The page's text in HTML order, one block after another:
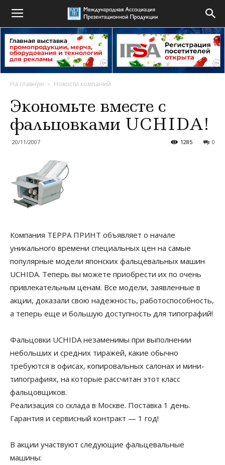
На главную Новости компаний
Экономьте вместе с
фальцовками UCHIDA!
20/11/2007 0
1285
Компания ТЕРРА ПРИНТ объявляет о начале
уникального времени специальных цен на самые
популярные модели японских фальцевальных машин
UCHIDA. Теперь вы можете приобрести их по очень
привлекательным ценам. Все модели, заявленные в
акции, доказали свою надежность, работоспособность,
а теперь еще и большую доступность для типографий!
Фальцовки UCHIDA незаменимы при выполнении
небольших и средних тиражей, какие обычно
требуются в офисах, копировальных салонах и мини-
типографиях, на которые рассчитан этот класс
фальцовщиков.
Реализация со склада в Москве. Поставка 1 день.
Гарантия и сервисный контракт — 1 год!
В акции участвуют следующие фальцевальные
машины: